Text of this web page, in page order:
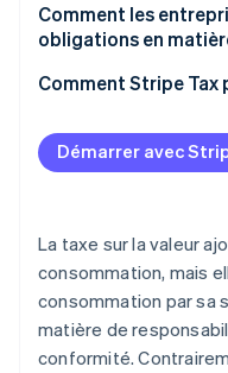
Seuils
Complexité des tarifs
Les règles
Exigences en matière
Comment les
obligations en
Comment Stripe Tax
Démarrer avec
La taxe sur la valeur
consommation, mais
consommation par sa
matière de
conformité.